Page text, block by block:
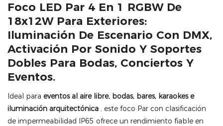
Foco LED Par 4 En 1 RGBW De
18x12W Para Exteriores:
Iluminación De Escenario Con DMX,
Activación Por Sonido Y Soportes
Dobles Para Bodas, Conciertos Y
Eventos.
Ideal para eventos al aire libre, bodas, bares, karaokes e
iluminación arquitectónica , este foco Par con clasificación
de impermeabilidad IP65 ofrece un rendimiento fiable en